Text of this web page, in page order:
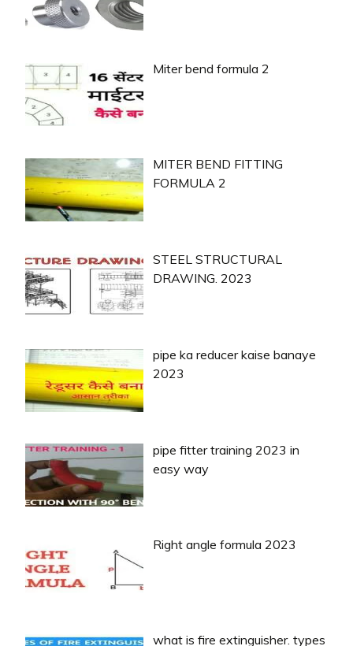
Miter bend formula 2
MITER BEND FITTING
FORMULA 2
STEEL STRUCTURAL
DRAWING. 2023
pipe ka reducer kaise banaye
2023
pipe fitter training 2023 in
easy way
Right angle formula 2023
what is fire extinguisher. types